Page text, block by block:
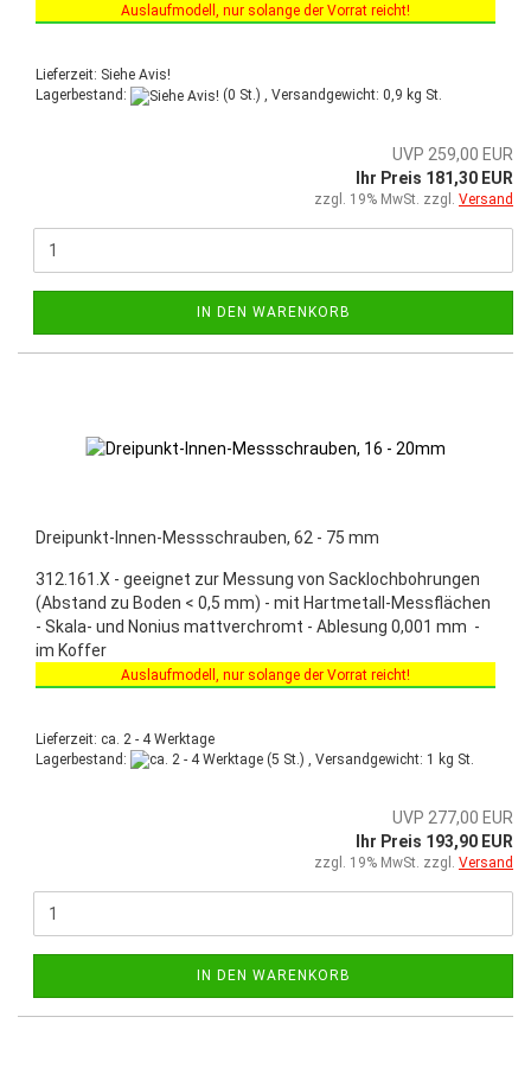
Auslaufmodell, nur solange der Vorrat reicht!
Sonderaktion vom 03.03.2025 bis 30.06.2025!
Lieferzeit: Siehe Avis!
Lagerbestand:
(0 St.) , Versandgewicht: 0,9 kg St.
UVP 259,00 EUR
Ihr Preis 181,30 EUR
zzgl. 19% MwSt. zzgl. Versand
IN DEN WARENKORB
Dreipunkt-Innen-Messschrauben, 62 - 75 mm
312.161.X - geeignet zur Messung von Sacklochbohrungen
(Abstand zu Boden < 0,5 mm) - mit Hartmetall-Messflächen
- Skala- und Nonius mattverchromt - Ablesung 0,001 mm -
im Koffer
Auslaufmodell, nur solange der Vorrat reicht!
Sonderaktion vom 03.03.2025 bis 30.06.2025!
Lieferzeit: ca. 2 - 4 Werktage
Lagerbestand:
(5 St.) , Versandgewicht: 1 kg St.
UVP 277,00 EUR
Ihr Preis 193,90 EUR
zzgl. 19% MwSt. zzgl. Versand
IN DEN WARENKORB